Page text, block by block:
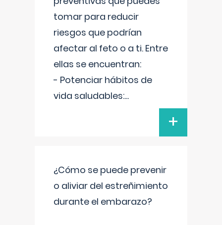
tomar para reducir
riesgos que podrían
afectar al feto o a ti. Entre
ellas se encuentran:
- Potenciar hábitos de
vida saludables:...
+
¿Cómo se puede prevenir
o aliviar del estreñimiento
durante el embarazo?